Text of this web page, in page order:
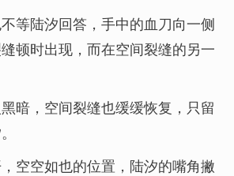
等陆汐回答，手中的血刀向一侧
顿时出现，而在空间裂缝的另一
暗，空间裂缝也缓缓恢复，只留
空空如也的位置，陆汐的嘴角撇